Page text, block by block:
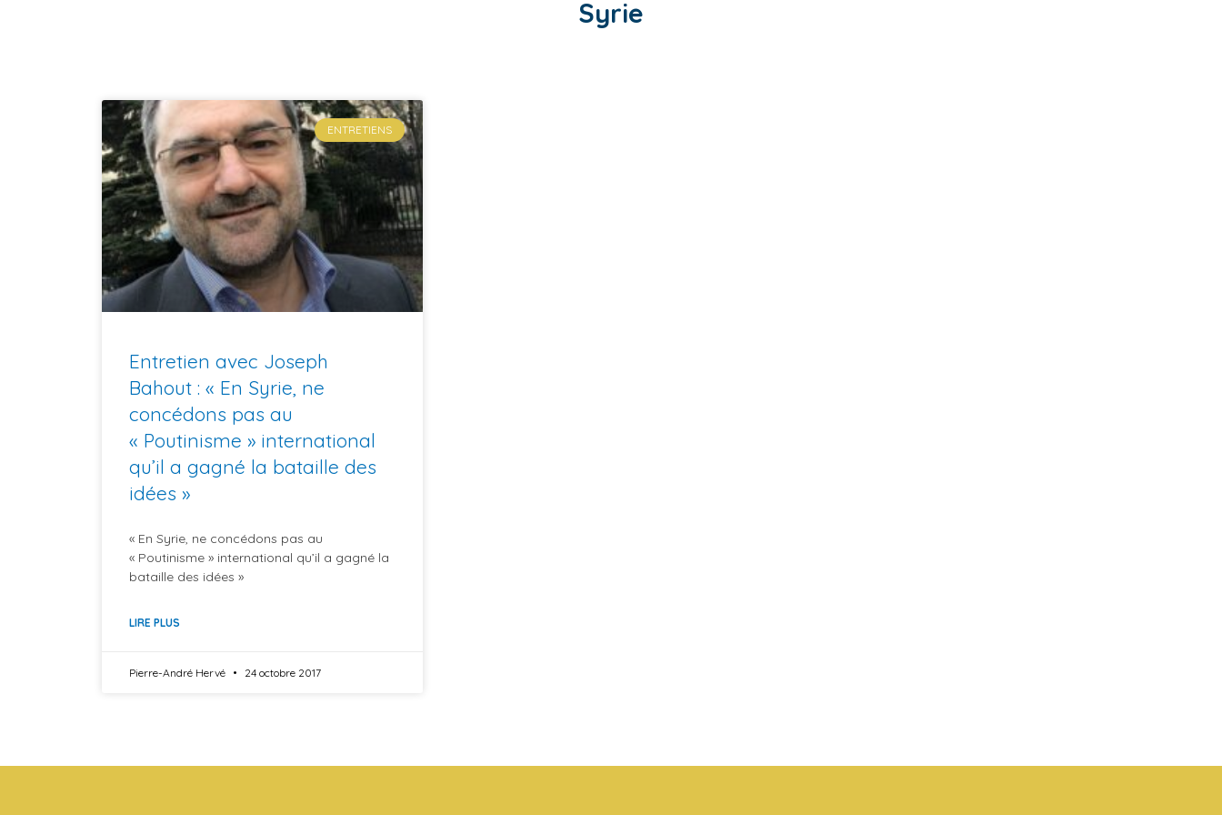
Syrie
ENTRETIENS
Entretien avec Joseph
Bahout : « En Syrie, ne
concédons pas au
« Poutinisme » international
qu’il a gagné la bataille des
idées »
« En Syrie, ne concédons pas au
« Poutinisme » international qu’il a gagné la
bataille des idées »
LIRE PLUS
Pierre-André Hervé 24 octobre 2017